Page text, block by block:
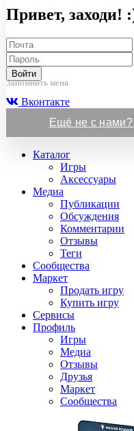
Привет, заходи!
Войти
Запомнить меня
Вконтакте
Ещё не с
Каталог
Игры
Аксессуары
Медиа
Публикации
Обсуждения
Комментарии
Отзывы
Теги
Сообщества
Маркет
Продать игру
Купить игру
Сервисы
Профиль
Игры
Медиа
Отзывы
Друзья
Маркет
Сообщества